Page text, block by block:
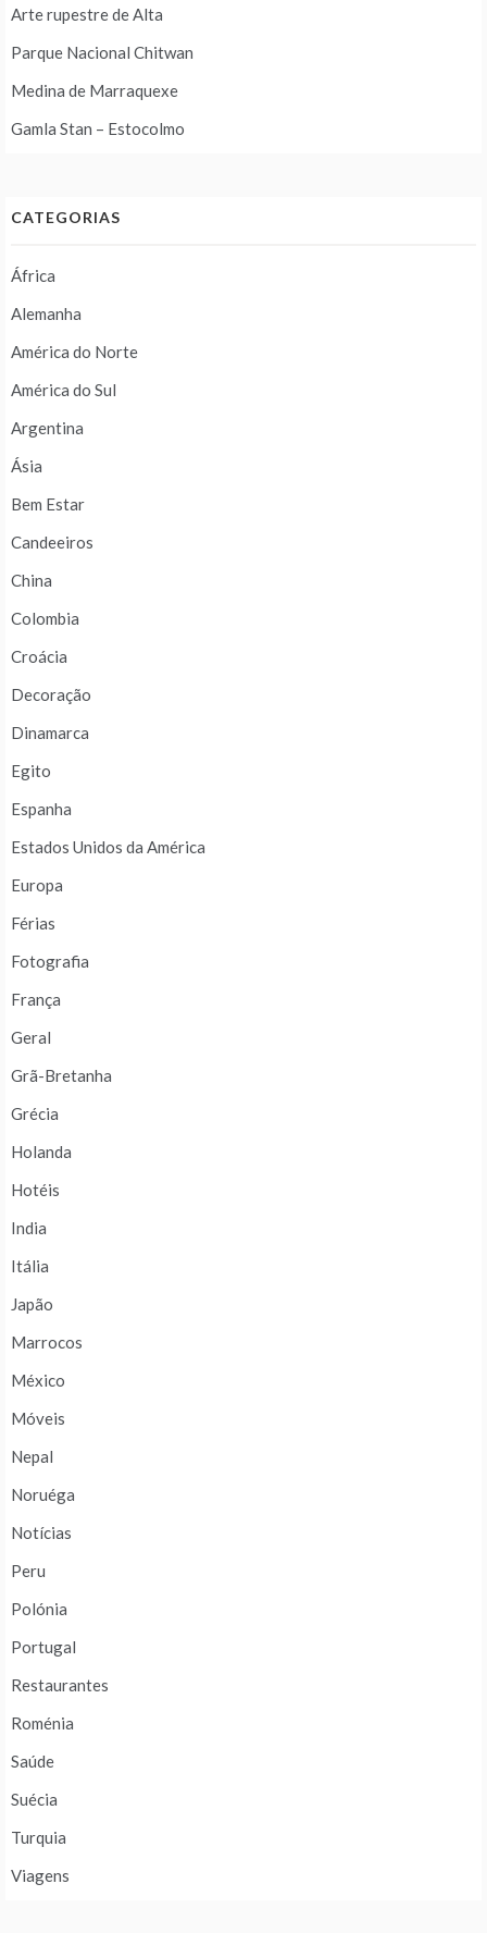
Arte rupestre de Alta
Parque Nacional Chitwan
Medina de Marraquexe
Gamla Stan – Estocolmo
CATEGORIAS
África
Alemanha
América do Norte
América do Sul
Argentina
Ásia
Bem Estar
Candeeiros
China
Colombia
Croácia
Decoração
Dinamarca
Egito
Espanha
Estados Unidos da América
Europa
Férias
Fotografia
França
Geral
Grã-Bretanha
Grécia
Holanda
Hotéis
India
Itália
Japão
Marrocos
México
Móveis
Nepal
Noruéga
Notícias
Peru
Polónia
Portugal
Restaurantes
Roménia
Saúde
Suécia
Turquia
Viagens